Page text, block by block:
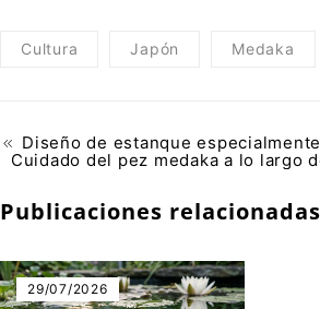
Cultura Japón Medaka
Diseño de estanque
Cuidado del pez medaka a lo largo
Publicaciones relacionadas
29/07/2026